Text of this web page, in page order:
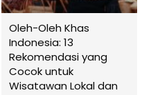
Oleh-Oleh Khas
Indonesia: 13
Rekomendasi yang
Cocok untuk
Wisatawan Lokal dan